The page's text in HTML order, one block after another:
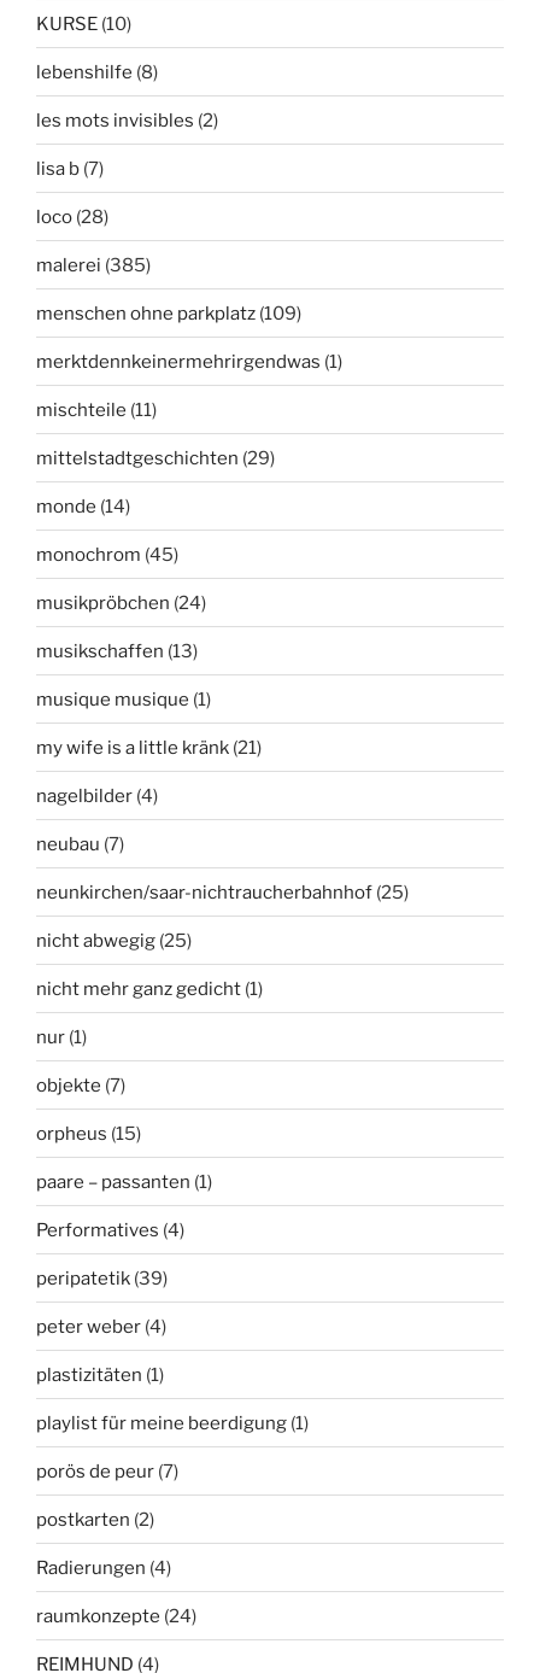
KURSE (10)
lebenshilfe (8)
les mots invisibles (2)
lisa b (7)
loco (28)
malerei (385)
menschen ohne parkplatz (109)
merktdennkeinermehrirgendwas (1)
mischteile (11)
mittelstadtgeschichten (29)
monde (14)
monochrom (45)
musikpröbchen (24)
musikschaffen (13)
musique musique (1)
my wife is a little kränk (21)
nagelbilder (4)
neubau (7)
neunkirchen/saar-nichtraucherbahnhof (25)
nicht abwegig (25)
nicht mehr ganz gedicht (1)
nur (1)
objekte (7)
orpheus (15)
paare – passanten (1)
Performatives (4)
peripatetik (39)
peter weber (4)
plastizitäten (1)
playlist für meine beerdigung (1)
porös de peur (7)
postkarten (2)
Radierungen (4)
raumkonzepte (24)
REIMHUND (4)